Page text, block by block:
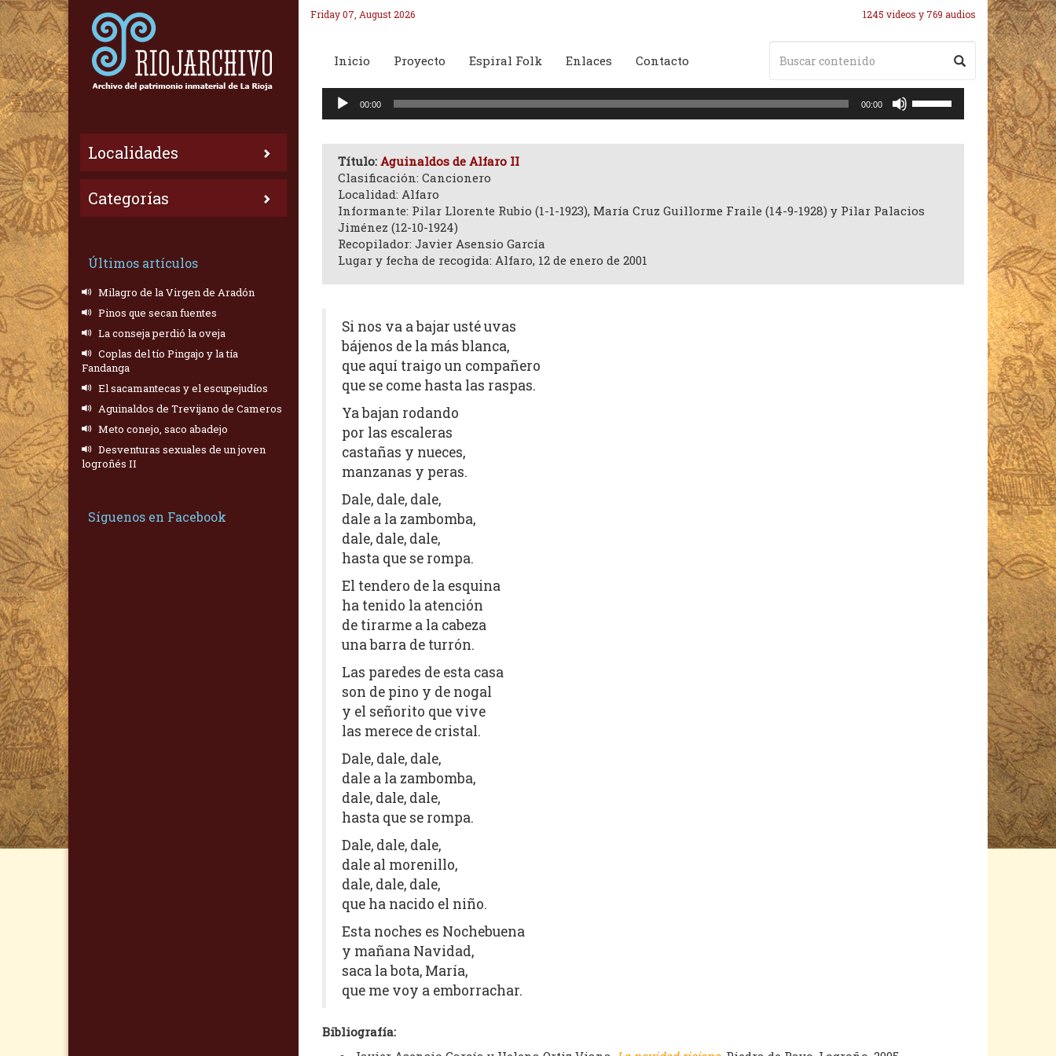
Localidades
Categorías
Últimos artículos
Milagro de la Virgen de Aradón
Pinos que secan fuentes
La conseja perdió la oveja
Coplas del tío Pingajo y la tía
Fandanga
El sacamantecas y el escupejudíos
Aguinaldos de Trevijano de Cameros
Meto conejo, saco abadejo
Desventuras sexuales de un joven
logroñés II
Síguenos en Facebook
Friday 07, August 2026 1245 videos y 769 audios
Inicio Proyecto Espiral Folk Enlaces Contacto
Reproductor
00:00 00:00
de
aumentar
Título: Aguinaldos de Alfaro II
Clasificación: Cancionero
Localidad: Alfaro
Informante: Pilar Llorente Rubio (1-1-1923), María Cruz Guillorme Fraile (14-9-1928) y Pilar Palacios
Jiménez (12-10-1924)
Recopilador: Javier Asensio García
Lugar y fecha de recogida: Alfaro, 12 de enero de 2001
Si nos va a bajar usté uvas
bájenos de la más blanca,
que aquí traigo un compañero
que se come hasta las raspas.
Ya bajan rodando
por las escaleras
castañas y nueces,
manzanas y peras.
Dale, dale, dale,
dale a la zambomba,
dale, dale, dale,
hasta que se rompa.
El tendero de la esquina
ha tenido la atención
de tirarme a la cabeza
una barra de turrón.
Las paredes de esta casa
son de pino y de nogal
y el señorito que vive
las merece de cristal.
Dale, dale, dale,
dale a la zambomba,
dale, dale, dale,
hasta que se rompa.
Dale, dale, dale,
dale al morenillo,
dale, dale, dale,
que ha nacido el niño.
Esta noches es Nochebuena
y mañana Navidad,
saca la bota, María,
que me voy a emborrachar.
Bibliografía: